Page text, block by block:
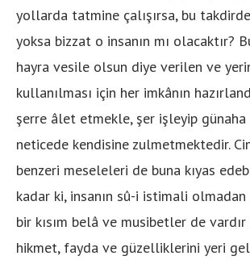
yollarda tatmine çalışırsa, bu
yoksa bizzat o insanın mı olacaktır?
hayra vesile olsun diye verilen ve
kullanılması için her imkânın
şerre âlet etmekle, şer işleyip
neticede kendisine zulmetmektedir.
benzeri meseleleri de buna kıyas
kadar ki, insanın sû-i istimali
bir kısım belâ ve musibetler de vardır
hikmet, fayda ve güzelliklerini yeri